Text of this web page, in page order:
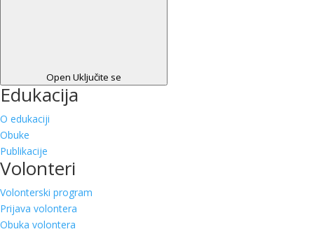
Open Uključite se
Edukacija
O edukaciji
Obuke
Publikacije
Volonteri
Volonterski program
Prijava volontera
Obuka volontera